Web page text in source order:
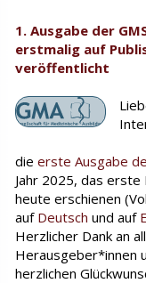
1. Ausgabe der
erstmalig auf
veröffentlicht
dieerste Ausgabe
Jahr 2025, das
heute erschienen
auf Deutsch und auf
Herzlicher Dank an
Herausgeber*innen
herzlichen